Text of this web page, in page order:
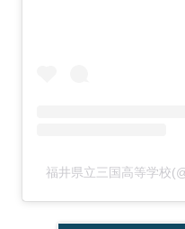
福井県立三国高等学校